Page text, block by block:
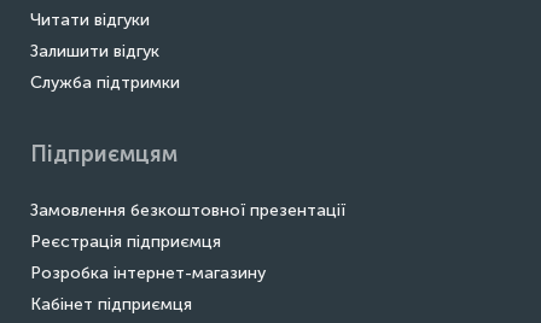
Читати відгуки
Залишити відгук
Служба підтримки
Підприємцям
Замовлення безкоштовної презентації
Реєстрація підприємця
Розробка інтернет-магазину
Кабінет підприємця